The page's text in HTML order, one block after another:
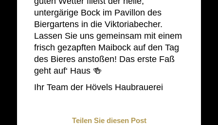
untergärige Bock im Pavillon des
Biergartens in die Viktoriabecher.
Lassen Sie uns gemeinsam mit einem
frisch gezapften Maibock auf den Tag
des Bieres anstoßen! Das erste Faß
geht auf‘ Haus 🍻
Ihr Team der Hövels Haubrauerei
Teilen Sie diesen Post